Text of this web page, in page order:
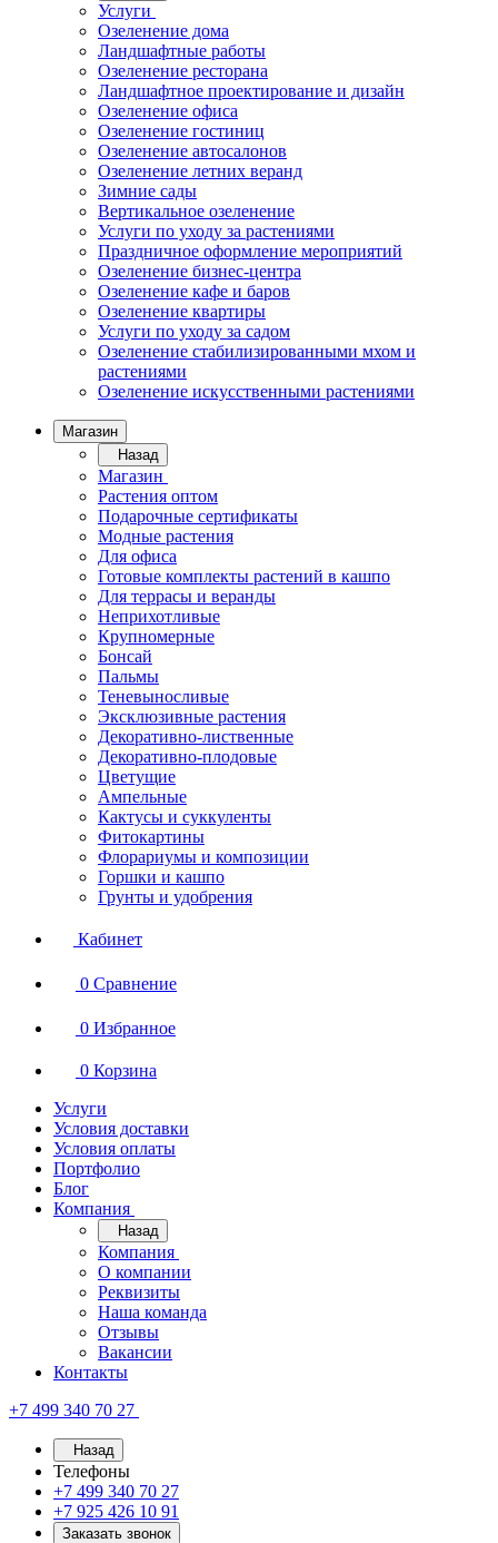
Услуги
Озеленение дома
Ландшафтные работы
Озеленение ресторана
Ландшафтное проектирование и дизайн
Озеленение офиса
Озеленение гостиниц
Озеленение автосалонов
Озеленение летних веранд
Зимние сады
Вертикальное озеленение
Услуги по уходу за растениями
Праздничное оформление мероприятий
Озеленение бизнес-центра
Озеленение кафе и баров
Озеленение квартиры
Услуги по уходу за садом
Озеленение стабилизированными мхом и
растениями
Озеленение искусственными растениями
Магазин
Назад
Магазин
Растения оптом
Подарочные сертификаты
Модные растения
Для офиса
Готовые комплекты растений в кашпо
Для террасы и веранды
Неприхотливые
Крупномерные
Бонсай
Пальмы
Теневыносливые
Эксклюзивные растения
Декоративно-лиственные
Декоративно-плодовые
Цветущие
Ампельные
Кактусы и суккуленты
Фитокартины
Флорариумы и композиции
Горшки и кашпо
Грунты и удобрения
Кабинет
0 Сравнение
0 Избранное
0 Корзина
Услуги
Условия доставки
Условия оплаты
Портфолио
Блог
Компания
Назад
Компания
О компании
Реквизиты
Наша команда
Отзывы
Вакансии
Контакты
+7 499 340 70 27
Назад
Телефоны
+7 499 340 70 27
+7 925 426 10 91
Заказать звонок